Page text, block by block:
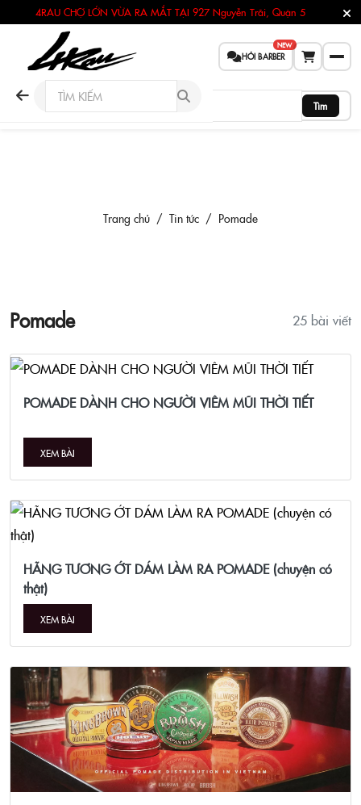
4RAU CHỢ LỚN VỪA RA MẮT TẠI 927 Nguyễn Trãi, Quận 5
HỎI BARBER
NEW
Tìm
Trang chủ Tin tức Pomade
Pomade 25 bài viết
POMADE DÀNH CHO NGƯỜI VIÊM MŨI THỜI TIẾT
XEM BÀI
HÃNG TƯƠNG ỚT DÁM LÀM RA POMADE (chuyện có
thật)
XEM BÀI